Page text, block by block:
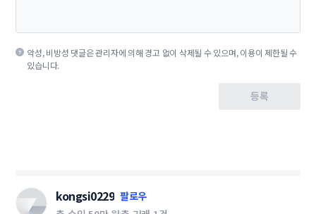
악성, 비방성 댓글은 관리자에 의해 경고 없이 삭제될 수 있으며, 이용이 제한될 수
있습니다.
등록
kongsi0229 팔로우